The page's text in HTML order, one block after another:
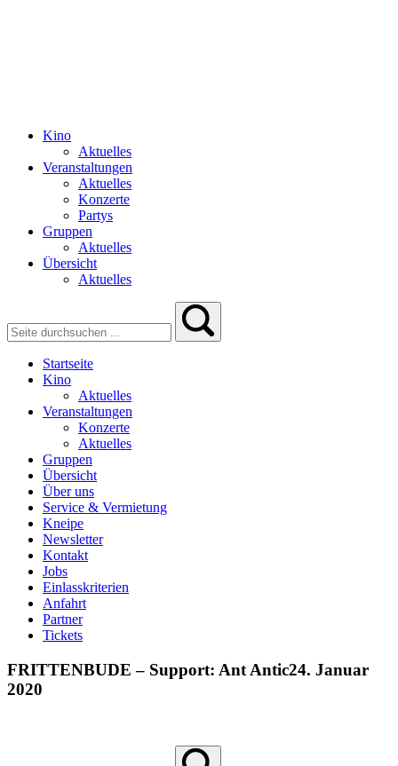
Kino
Aktuelles
Veranstaltungen
Aktuelles
Konzerte
Partys
Gruppen
Aktuelles
Übersicht
Aktuelles
Startseite
Kino
Aktuelles
Veranstaltungen
Konzerte
Aktuelles
Gruppen
Übersicht
Über uns
Service & Vermietung
Kneipe
Newsletter
Kontakt
Jobs
Einlasskriterien
Anfahrt
Partner
Tickets
FRITTENBUDE – Support: Ant Antic24. Januar
2020